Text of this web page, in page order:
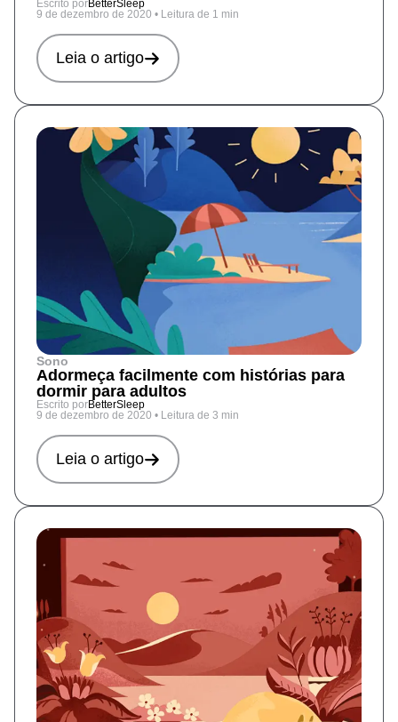
Escrito porBetterSleep
9 de dezembro de 2020 • Leitura de 1 min
Leia o artigo
Sono
Adormeça facilmente com histórias para
dormir para adultos
Escrito porBetterSleep
9 de dezembro de 2020 • Leitura de 3 min
Leia o artigo